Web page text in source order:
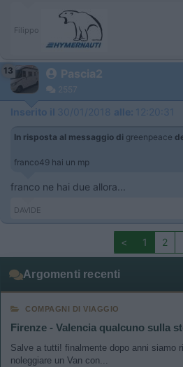
Filippo
13 Pascia2
2557
Inserito il 30/01/2018 alle: 12:20:31
In risposta al messaggio di greenpeace
franco49 hai un mp
franco ne hai due allora...
DAVIDE
< 1 2
Argomenti recenti
COMPAGNI DI VIAGGIO
Firenze - Valencia qualcuno sulla
Salve a tutti! finalmente dopo anni siamo
noleggiare un Van con...